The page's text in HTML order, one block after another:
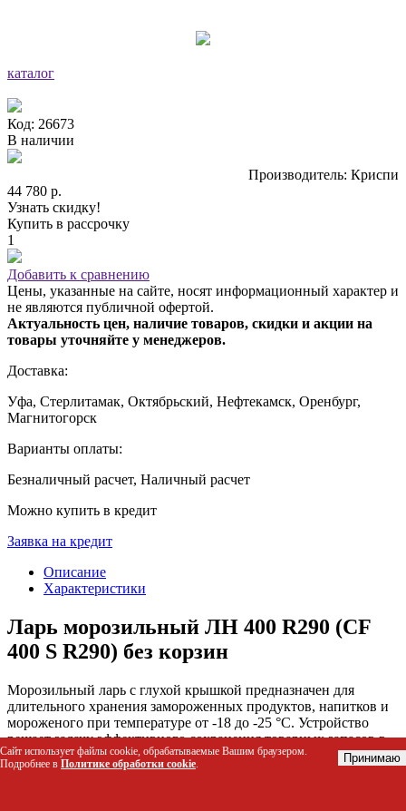
каталог
Код: 26673
В наличии
Производитель: Криспи
44 780 р.
Узнать скидку!
Купить в рассрочку
1
Добавить к сравнению
Цены, указанные на сайте, носят информационный характер и
не являются публичной офертой.
Актуальность цен, наличие товаров, скидки и акции на
товары уточняйте у менеджеров.
Доставка:
Уфа, Стерлитамак, Октябрьский, Нефтекамск, Оренбург,
Магнитогорск
Варианты оплаты:
Безналичный расчет, Наличный расчет
Можно купить в кредит
Заявка на кредит
Описание
Характеристики
Ларь морозильный ЛН 400 R290 (СF
400 S R290) без корзин
Морозильный ларь с глухой крышкой предназначен для
длительного хранения замороженных продуктов, напитков и
мороженого при температуре от -18 до -25 °C. Устройство
решает задачу эффективного сохранения товарных запасов в
торговых точках благодаря высокому объему камеры (398 л) и
энергоэффективному компрессору на экологичном хладагенте
Сайт использует файлы cookie, обрабатываемые Вашим браузером.
Подробнее в Политике обработки cookie. Принимаю